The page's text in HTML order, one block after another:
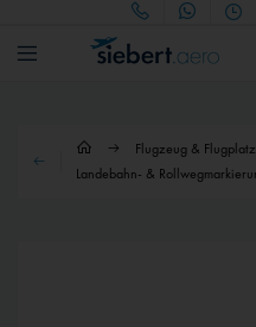
Flugzeug & Flugplatz
Landebahn- &